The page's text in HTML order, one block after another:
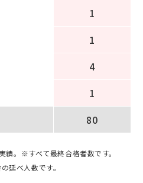
1
1
4
1
80
。※すべて最終合格者数です。
延べ人数です。